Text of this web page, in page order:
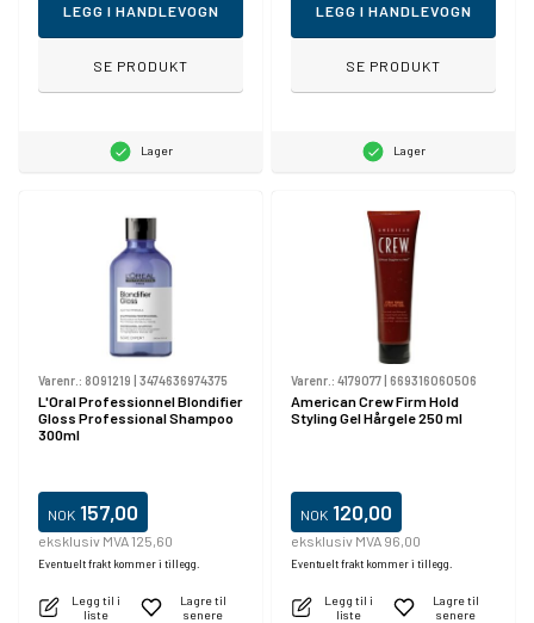
LEGG I HANDLEVOGN
SE PRODUKT
Lager
LEGG I HANDLEVOGN
SE PRODUKT
Lager
Varenr.: 8091219 | 3474636974375
L'Oral Professionnel Blondifier
Gloss Professional Shampoo
300ml
NOK 157,00
eksklusiv MVA 125,60
Eventuelt frakt kommer i tillegg.
Legg til i
liste
Lagre til
senere
Varenr.: 4179077| 669316060506
American Crew Firm Hold
Styling Gel Hårgele 250 ml
NOK 120,00
eksklusiv MVA 96,00
Eventuelt frakt kommer i tillegg.
Legg til i
liste
Lagre til
senere